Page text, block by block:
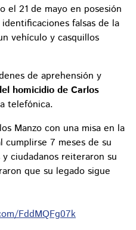
el 21 de mayo en posesión
falsas de la
vehículo y casquillos
de aprehensión y
homicidio de Carlos
telefónica.
Manzo con una misa en la
cumplirse 7 meses de su
ciudadanos reiteraron su
que su legado sigue
FddMQFg07k